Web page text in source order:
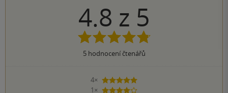
4.8 z 5
5hodnocení čtenářů
4×
5 hvězdiček
1×